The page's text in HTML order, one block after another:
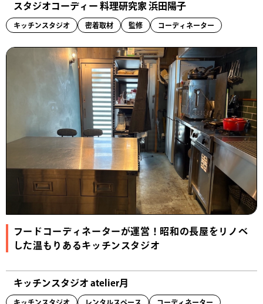
スタジオコーディー 料理研究家 浜田陽子
キッチンスタジオ 密着取材 監修 コーディネーター
フードコーディネーターが運営！昭和の長屋をリノベ
した温もりあるキッチンスタジオ
キッチンスタジオ atelier月
キッチンスタジオ レンタルスペース コーディネーター